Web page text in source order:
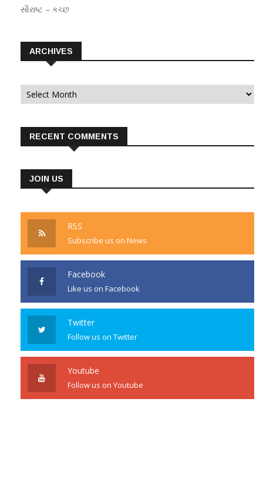
સૌરાષ્ટ – કચ્છ
ARCHIVES
Archives
RECENT COMMENTS
JOIN US
RSS
Subscribe us on News
Facebook
Like us on Facebook
Twitter
Follow us on Twitter
Youtube
Follow us on Youtube